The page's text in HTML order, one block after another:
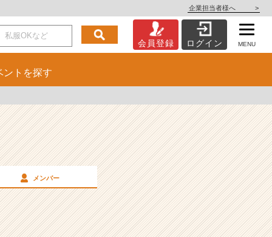
企業担当者様へ >
会員登録 ログイン MENU
ント を探す
メンバー